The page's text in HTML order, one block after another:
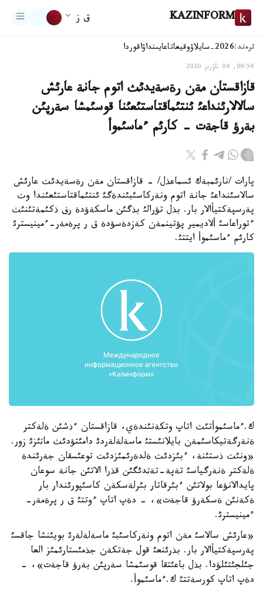
KAZINFORM ق ز
ترەند:2026-سايلاۋ وقيعاتاعايىنداۋاقوردا
09:54, 04 ناۋرىز 2010
قازاقستان مةن رةسةيدئث اتوم جانة عارئش
سالالارئنداعئ ئنتئماقتاستئعئنا قوسئمشا سةرپئن
بةرؤ قاجةت - كارئم ءماسئموأ
پارات /نارئمبةك ئسماعذل/ - قازاقستان مةن رةسةيدئث عارئش
سالاسئنداعئ جانة اتوم ونةركاسئبئندةگئ ئنتئماقتاستئعئندا وث
پةرسپةكتيأالار بار. بذل تؤرالئ بذگئن ماسكةؤدة رف ذكئمةتئنئث
ءتوراعاسئ ألاديمير پؤتينمةن كةزدةسؤدة ق ر پرةمةر-ءمينيسترئ
كارئم ءماسئموأ ايتتئ.
ك.ءماسئموأتئث اتاپ وتكةنئندةي، قازاقستان ءذشئن ةلةكتر
ةنةرگةتيكاسئمةن بايلانئستئ ماسةلةلةردئ دامئتؤدئث ماثئزئ زور.
«ونئث ذستئنة، ءبئزدئث ةلدةرئمئزدئث توعئسقان جةرئندة
ةلةكتر ةنةرگياسئ تةپة-تةثدئگئن قذرا الاتئن جانة سوعان
پايدالانؤعا بولاتئن ءبئرقاتار بئرلةسكةن كاسئپورئندار بار
ةكةنئن ةسكةرؤ قاجةت»، - دةپ اتاپ ءوتتئ ق ر پرةمةر-
ءمينيسترئ.
«عارئش سالاسئ مةن اتوم ونةركاسئبئ ماسةلةلةرئ بويئنشا جاقسئ
پةرسپةكتيأالار بار. بذرئنعئ قول جةتكةن جذمئستارئمئز العا
جئلجئتئلؤدا. بذل باعئتقا قوسئمشا سةرپئن بةرؤ قاجةت»، -
دةپ اتاپ كورسةتتئ ك.ءماسئموأ.